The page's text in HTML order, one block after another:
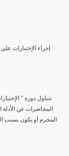
تتناول دورة "
المحاضرات عن الأدلة
المجرم أو يكون بسبب